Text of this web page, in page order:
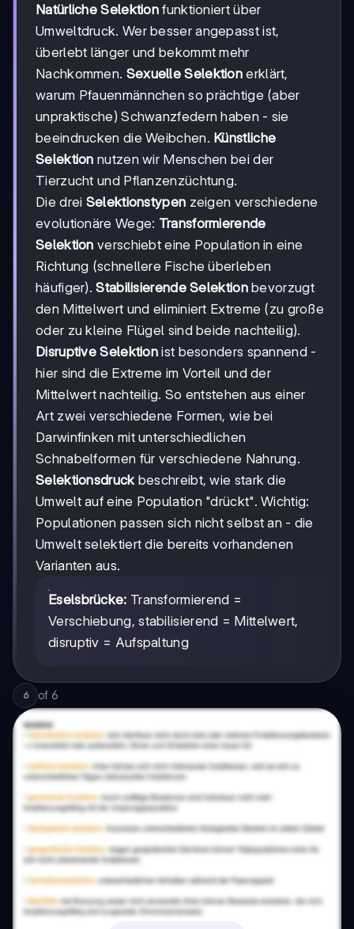
Natürliche Selektion funktioniert über
Umweltdruck. Wer besser angepasst ist,
überlebt länger und bekommt mehr
Nachkommen. Sexuelle Selektion erklärt,
warum Pfauenmännchen so prächtige (aber
unpraktische) Schwanzfedern haben - sie
beeindrucken die Weibchen. Künstliche
Selektion nutzen wir Menschen bei der
Tierzucht und Pflanzenzüchtung.
Die drei Selektionstypen zeigen verschiedene
evolutionäre Wege: Transformierende
Selektion verschiebt eine Population in eine
Richtung (schnellere Fische überleben
häufiger).Stabilisierende Selektionbevorzugt
den Mittelwert und eliminiert Extreme (zu große
oder zu kleine Flügel sind beide nachteilig).
Disruptive Selektion ist besonders spannend -
hier sind die Extreme im Vorteil und der
Mittelwert nachteilig. So entstehen aus einer
Art zwei verschiedene Formen, wie bei
Darwinfinken mit unterschiedlichen
Schnabelformen für verschiedene Nahrung.
Selektionsdruck beschreibt, wie stark die
Umwelt auf eine Population "drückt". Wichtig:
Populationen passen sich nicht selbst an - die
Umwelt selektiert die bereits vorhandenen
Varianten aus.
Eselsbrücke: Transformierend =
Verschiebung, stabilisierend = Mittelwert,
disruptiv = Aufspaltung
6 of 6